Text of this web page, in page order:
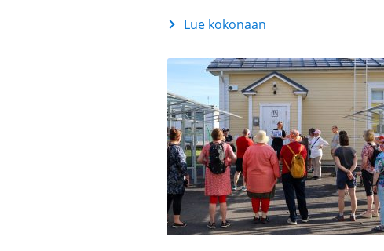
Lue kokonaan
Vuoden
Luutamummo-
kotiseututyöpalkinto
luovutettiin
Kerttu
Mömmölle